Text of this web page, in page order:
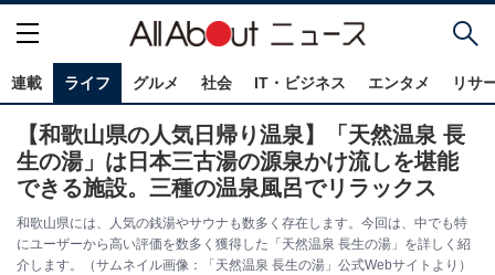
連載 ライフ グルメ 社会 IT・ビジネス エンタメ リサ
【和歌山県の人気日帰り温泉】「天然温泉 長
生の湯」は日本三古湯の源泉かけ流しを堪能
できる施設。三種の温泉風呂でリラックス
和歌山県には、人気の銭湯やサウナも数多く存在します。今回は、中でも特
にユーザーから高い評価を数多く獲得した「天然温泉 長生の湯」を詳しく紹
介します。（サムネイル画像：「天然温泉 長生の湯」公式Webサイトより）